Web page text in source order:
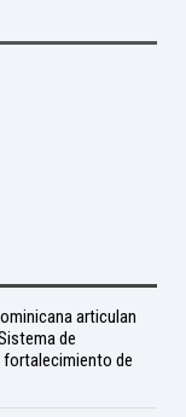
articulan
de
fortalecimiento de